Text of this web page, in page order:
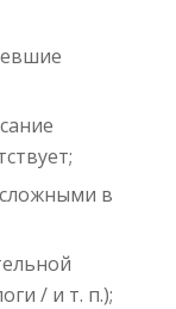
в
/ и т. п.);